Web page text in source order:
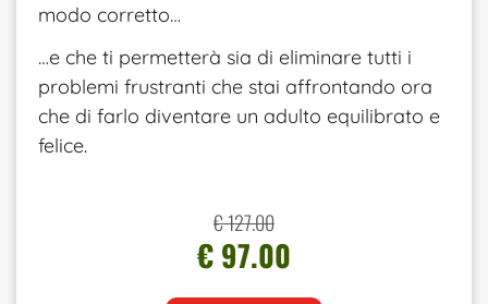
modo corretto…
…e che ti permetterà sia di eliminare tutti i
problemi frustranti che stai affrontando ora
che di farlo diventare un adulto equilibrato e
felice.
€ 127.00
€ 97.00